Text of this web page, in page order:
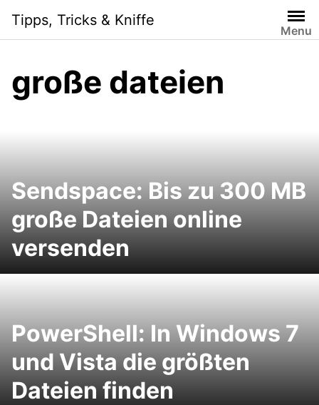
content
Tipps, Tricks & Kniffe
Menu
große dateien
Sendspace: Bis zu 300 MB
große Dateien online
versenden
PowerShell: In Windows 7
und Vista die größten
Dateien finden